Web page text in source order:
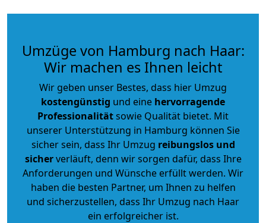
Umzüge von Hamburg nach Haar:
Wir machen es Ihnen leicht
Wir geben unser Bestes, dass hier Umzug
kostengünstig und eine hervorragende
Professionalitätsowie Qualität bietet. Mit
unserer Unterstützung in Hamburg können Sie
sicher sein, dass Ihr Umzug reibungslos und
sicherverläuft, denn wir sorgen dafür, dass Ihre
Anforderungen und Wünsche erfüllt werden. Wir
haben die besten Partner, um Ihnen zu helfen
und sicherzustellen, dass Ihr Umzug nach Haar
ein erfolgreicher ist.